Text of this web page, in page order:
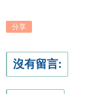
分享
沒有留言: